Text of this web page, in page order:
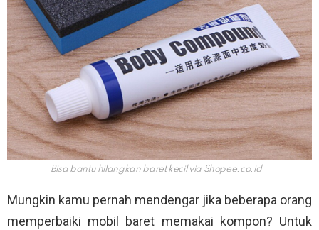
Bisa bantu hilangkan baret kecil via Shopee.co.id
Mungkin kamu pernah mendengar jika beberapa orang
memperbaiki mobil baret memakai kompon? Untuk